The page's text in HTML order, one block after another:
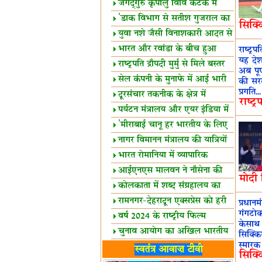
स्थल घोषित
जगद्गुरु कृपालु विवि कटक में
शैक्षिक सत्र शुरू
'डाक विभाग से सतीश गुजराल का
रिश्ता गहरा'
युवा नशे जैसी विनाशकारी आदत से
दूर रहें-मोदी
भारत और रवांडा के बीच हुआ
व्यापार विस्तार
राष्ट्रपति द्रौपदी मुर्मु से मिले बस्तर
के प्रतिनिधि
सेल कंपनी के मुनाफे में आई भारी
उछाल!
दूरसंचार तकनीक के क्षेत्र में
उत्कृष्टता पुरस्कार
पर्यटन मंत्रालय और एयर इंडिया में
समझौता
'मीराबाई चानू हर भारतीय के लिए
प्रेरणा'
नागर विमानन मंत्रालय की यात्रियों
को सलाह
भारत रोमानिया में व्यापारिक
साझेदारियां
आईएनएस मालवन ने नौसेना की
ताकत बढ़ाई
कोलकाता में शब्द संग्रहालय का
उद्घाटन
रामनगर-देहरादून एक्सप्रेस को हरी
झंडीवर्ष 2024 के राष्ट्रीय फिल्म
पुरस्कारों की घोषणा
चुनाव आयोग का अखिल भारतीय
मीडिया सम्मेलन
भारत में केवड़े का अस्तित्‍व 24
स्वतंत्र आवाज़ टीवी
यह
अब
की
प्रगति...
केसाथ
स्मारक